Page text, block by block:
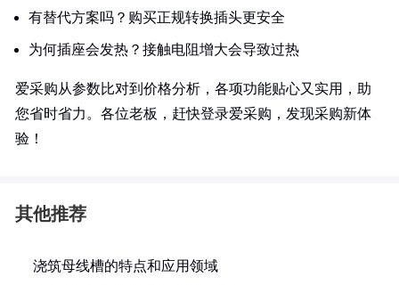
有替代方案吗？购买正规转换插头更安全
为何插座会发热？接触电阻增大会导致过热
爱采购从参数比对到价格分析，各项功能贴心又实用，助
您省时省力。各位老板，赶快登录爱采购，发现采购新体
验！
其他推荐
浇筑母线槽的特点和应用领域